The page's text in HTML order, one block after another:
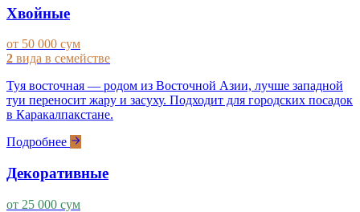
Хвойные
от 50 000 сум
2 вида в семействе
Туя восточная — родом из Восточной Азии, лучше западной
туи переносит жару и засуху. Подходит для городских посадок
в Каракалпакстане.
Подробнее
Декоративные
от 25 000 сум